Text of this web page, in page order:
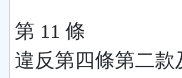
第 11 條
違反第四條第二款